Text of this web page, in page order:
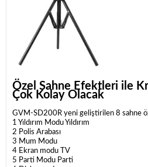
Özel Sahne Efektleri ile
Çok Kolay Olacak
GVM-SD200R yeni geliştirilen 8 sahne
1 Yıldırım Modu Yıldırım
2 Polis Arabası
3 Mum Modu
4 Ekran modu TV
5 Parti Modu Parti